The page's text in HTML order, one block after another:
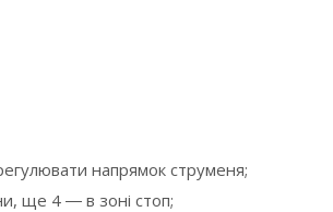
напрямок струменя;
ще 4 ― в зоні стоп;